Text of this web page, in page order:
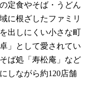
定食やそば・うどん
に根ざしたファミリ
出しにくい小さな町
」として愛されてい
ば処「寿松庵」など
しながら約120店舗